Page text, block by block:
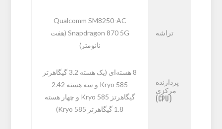
تراشه
Qualcomm SM8250-AC
Snapdragon 870 5G (هفت
نانومتر)
پردازنده
مرکزی
(CPU)
8 هسته‌ای (یک هسته 3.2 گیگاهرتز
Kryo 585 و سه هسته 2.42
گیگاهرتز Kryo 585 و چهار هسته
1.8 گیگاهرتز Kryo 585)